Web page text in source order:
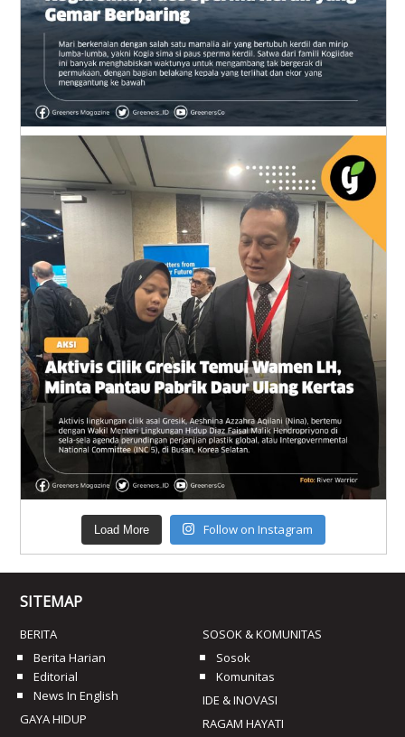
Load More Follow on Instagram
SITEMAP
BERITA
Berita Harian
Editorial
News In English
GAYA HIDUP
SOSOK & KOMUNITAS
Sosok
Komunitas
IDE & INOVASI
RAGAM HAYATI